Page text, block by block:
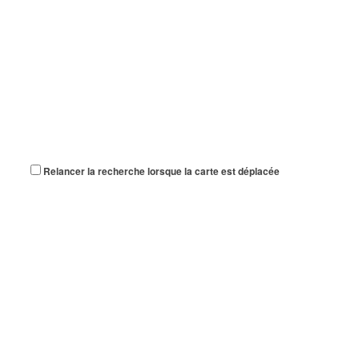
Relancer la recherche lorsque la carte est déplacée